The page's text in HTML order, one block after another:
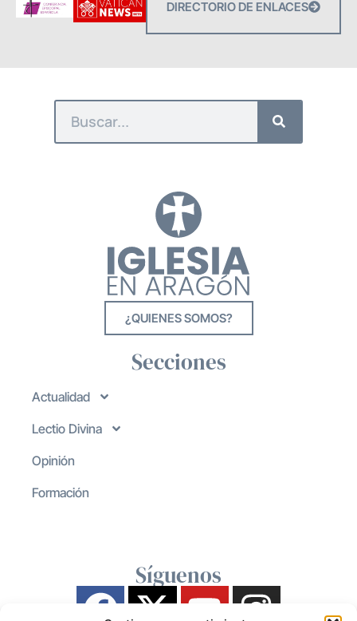
DIRECTORIO DE ENLACES
¿QUIENES SOMOS?
Secciones
Actualidad
Lectio Divina
Opinión
Formación
Síguenos